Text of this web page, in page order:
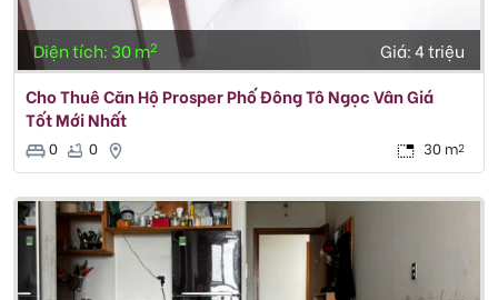
Diện tích: 30 m2 Giá:4 triệu
Cho Thuê Căn Hộ Prosper Phố Đông Tô Ngọc Vân Giá
Tốt Mới Nhất
0 0 30 m2